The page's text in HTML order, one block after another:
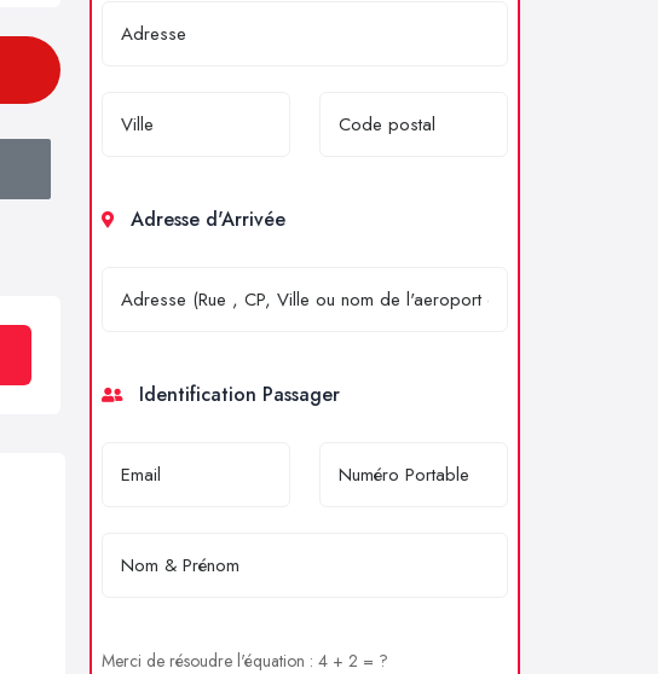
Adresse d'Arrivée
Identification Passager
Merci de résoudre l'équation : 4 + 2 = ?